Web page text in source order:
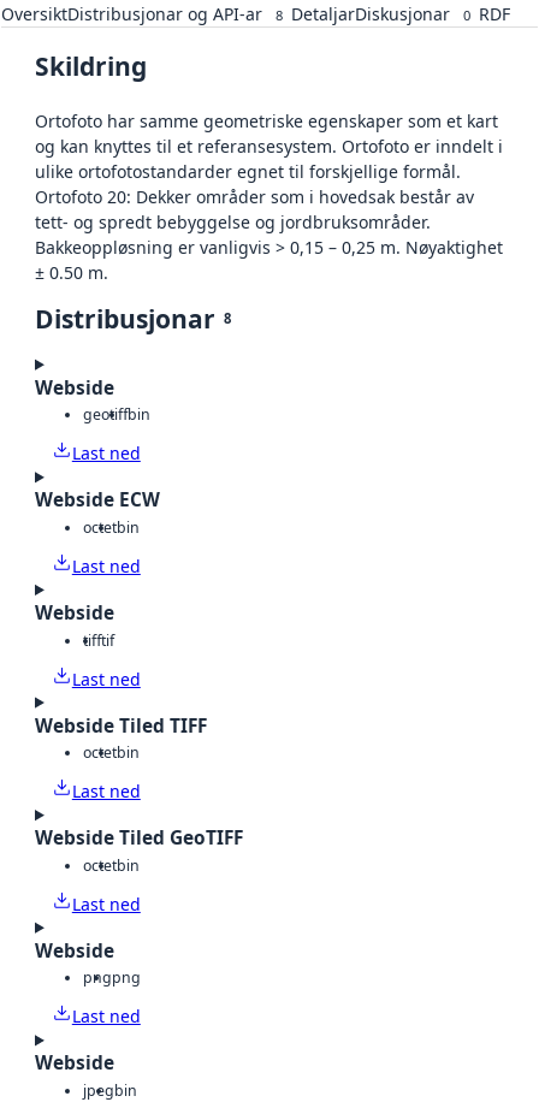
OversiktDistribusjonar og API-ar 8 DetaljarDiskusjonar 0 RDF
Skildring
Ortofoto har samme geometriske egenskaper som et kart
og kan knyttes til et referansesystem. Ortofoto er inndelt i
ulike ortofotostandarder egnet til forskjellige formål.
Ortofoto 20: Dekker områder som i hovedsak består av
tett- og spredt bebyggelse og jordbruksområder.
Bakkeoppløsning er vanligvis > 0,15 – 0,25 m. Nøyaktighet
± 0.50 m.
Distribusjonar 8
Webside
geotiffbin
Last ned
Webside ECW
octetbin
Last ned
Webside
tifftif
Last ned
Webside Tiled TIFF
octetbin
Last ned
Webside Tiled GeoTIFF
octetbin
Last ned
Webside
pngpng
Last ned
Webside
jpegbin